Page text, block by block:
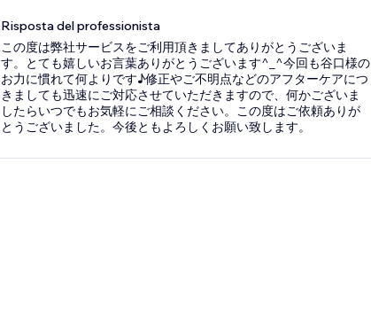
Risposta del professionista
この度は弊社サービスをご利用頂きましてありがとうございま
す。とても嬉しいお言葉ありがとうございます^_^今回も谷口様の
お力に慣れて何よりです♪修正やご不明点などのアフターケアにつ
きましても迅速にご対応させていただきますので、何かございま
したらいつでもお気軽にご相談ください。この度はご依頼ありが
とうございました。今後ともよろしくお願い致します。